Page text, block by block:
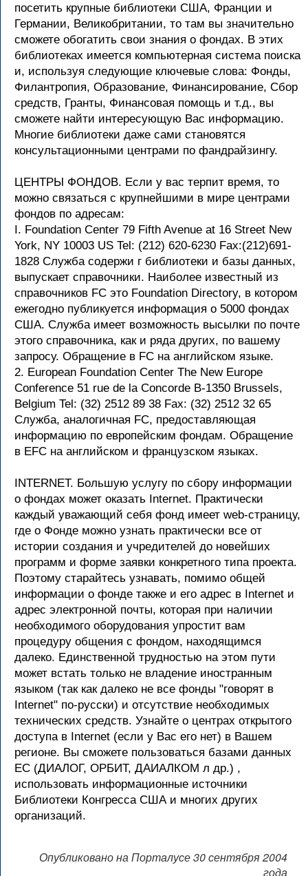
посетить крупные библиотеки США, Франции и
Германии, Великобритании, то там вы значительно
сможете обогатить свои знания о фондах. В этих
библиотеках имеется компьютерная система поиска
и, используя следующие ключевые слова: Фонды,
Филантропия, Образование, Финансирование, Сбор
средств, Гранты, Финансовая помощь и т.д., вы
сможете найти интересующую Вас информацию.
Многие библиотеки даже сами становятся
консультационными центрами по фандрайзингу.
ЦЕНТРЫ ФОНДОВ. Если у вас терпит время, то
можно связаться с крупнейшими в мире центрами
фондов по адресам:
I. Foundation Center 79 Fifth Avenue at 16 Street New
York, NY 10003 US Tel: (212) 620-6230 Fax:(212)691-
1828 Служба содержи г библиотеки и базы данных,
выпускает справочники. Наиболее известный из
справочников FC это Foundation Directory, в котором
ежегодно публикуется информация о 5000 фондах
США. Служба имеет возможность высылки по почте
этого справочника, как и ряда других, по вашему
запросу. Обращение в FC на английском языке.
2. European Foundation Center The New Europe
Conference 51 rue de la Concorde B-1350 Brussels,
Belgium Tel: (32) 2512 89 38 Fax: (32) 2512 32 65
Служба, аналогичная FC, предоставляющая
информацию по европейским фондам. Обращение
в EFC на английском и французском языках.
INTERNET. Большую услугу по сбору информации
о фондах может оказать Internet. Практически
каждый уважающий себя фонд имеет web-страницу,
где о Фонде можно узнать практически все от
истории создания и учредителей до новейших
программ и форме заявки конкретного типа проекта.
Поэтому старайтесь узнавать, помимо общей
информации о фонде также и его адрес в Internet и
адрес электронной почты, которая при наличии
необходимого оборудования упростит вам
процедуру общения с фондом, находящимся
далеко. Единственной трудностью на этом пути
может встать только не владение иностранным
языком (так как далеко не все фонды "говорят в
Internet" по-русски) и отсутствие необходимых
технических средств. Узнайте о центрах открытого
доступа в Internet (если у Вас его нет) в Вашем
регионе. Вы сможете пользоваться базами данных
ЕС (ДИАЛОГ, ОРБИТ, ДАИАЛКОМ л др.) ,
использовать информационные источники
Библиотеки Конгресса США и многих других
организаций.
Опубликовано на Порталусе 30 сентября 2004
года